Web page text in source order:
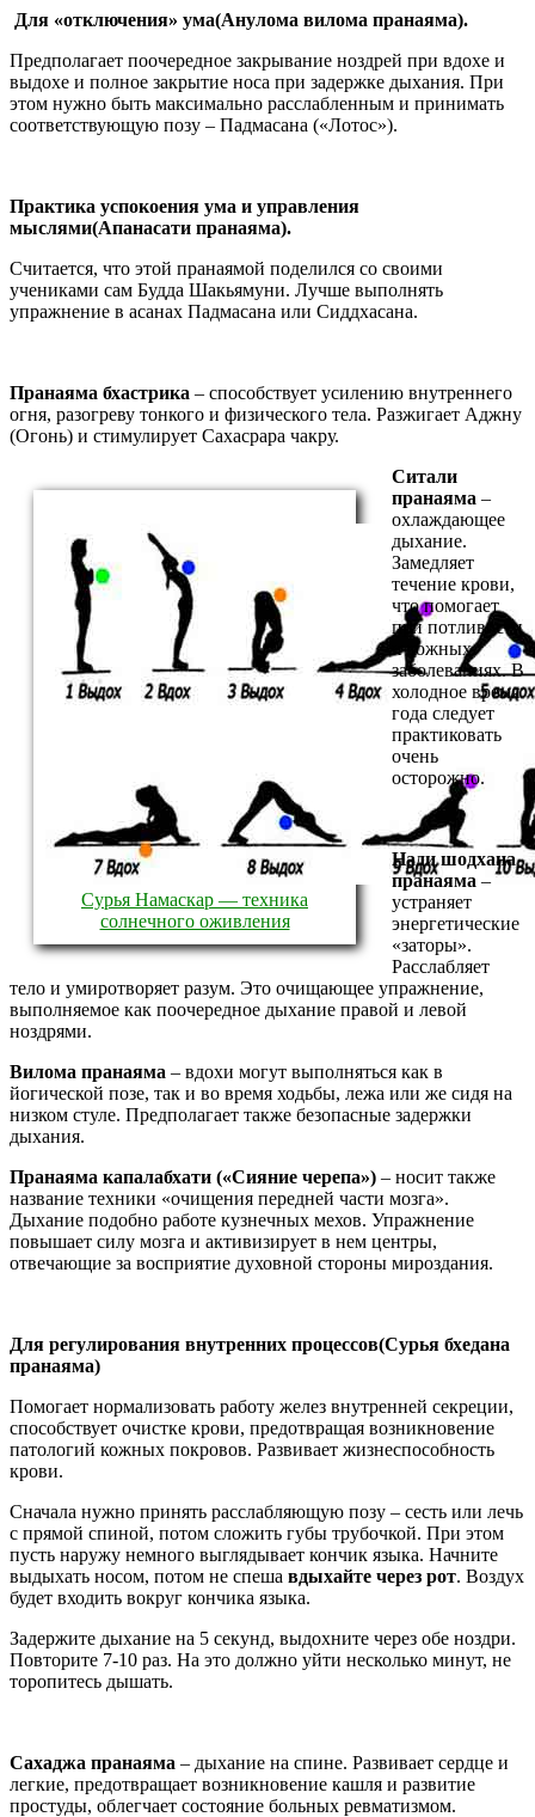
Для «отключения» ума(Анулома вилома пранаяма).
Предполагает поочередное закрывание ноздрей при вдохе и
выдохе и полное закрытие носа при задержке дыхания. При
этом нужно быть максимально расслабленным и принимать
соответствующую позу – Падмасана («Лотос»).
Практика успокоения ума и управления
мыслями(Апанасати пранаяма).
Считается, что этой пранаямой поделился со своими
учениками сам Будда Шакьямуни. Лучше выполнять
упражнение в асанах Падмасана или Сиддхасана.
Пранаяма бхастрика – способствует усилению внутреннего
огня, разогреву тонкого и физического тела. Разжигает Аджну
(Огонь) и стимулирует Сахасрара чакру.
Сурья Намаскар — техника
солнечного оживления
Ситали
пранаяма –
охлаждающее
дыхание.
Замедляет
течение крови,
что помогает
при потливости
и кожных
заболеваниях. В
холодное время
года следует
практиковать
очень
осторожно.
Нади шодхана
пранаяма –
устраняет
энергетические
«заторы».
Расслабляет
тело и умиротворяет разум. Это очищающее упражнение,
выполняемое как поочередное дыхание правой и левой
ноздрями.
Вилома пранаяма – вдохи могут выполняться как в
йогической позе, так и во время ходьбы, лежа или же сидя на
низком стуле. Предполагает также безопасные задержки
дыхания.
Пранаяма капалабхати («Сияние черепа») – носит также
название техники «очищения передней части мозга».
Дыхание подобно работе кузнечных мехов. Упражнение
повышает силу мозга и активизирует в нем центры,
отвечающие за восприятие духовной стороны мироздания.
Для регулирования внутренних процессов(Сурья бхедана
пранаяма)
Помогает нормализовать работу желез внутренней секреции,
способствует очистке крови, предотвращая возникновение
патологий кожных покровов. Развивает жизнеспособность
крови.
Сначала нужно принять расслабляющую позу – сесть или лечь
с прямой спиной, потом сложить губы трубочкой. При этом
пусть наружу немного выглядывает кончик языка. Начните
выдыхать носом, потом не спеша вдыхайте через рот. Воздух
будет входить вокруг кончика языка.
Задержите дыхание на 5 секунд, выдохните через обе ноздри.
Повторите 7-10 раз. На это должно уйти несколько минут, не
торопитесь дышать.
Сахаджа пранаяма – дыхание на спине. Развивает сердце и
легкие, предотвращает возникновение кашля и развитие
простуды, облегчает состояние больных ревматизмом.